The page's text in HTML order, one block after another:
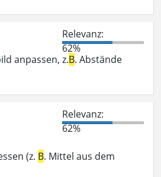
Relevanz:
62%
anpassen, z.B. Abstände
Relevanz:
62%
(z. B. Mittel aus dem